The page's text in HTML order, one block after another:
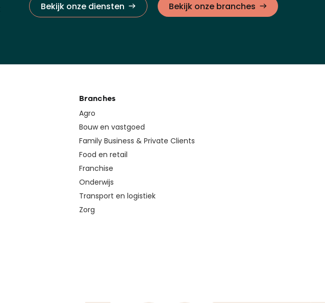
Bekijk onze diensten Bekijk onze branches
Branches
Agro
Bouw en vastgoed
Family Business & Private Clients
Food en retail
Franchise
Onderwijs
Transport en logistiek
Zorg